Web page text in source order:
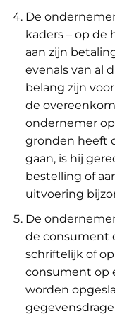
De
kaders – op
aan zijn
evenals van al
belang zijn
de
ondernemer
gronden heeft
gaan, is hij
bestelling of
uitvoering
De
de consument
schriftelijk of
consument op
worden